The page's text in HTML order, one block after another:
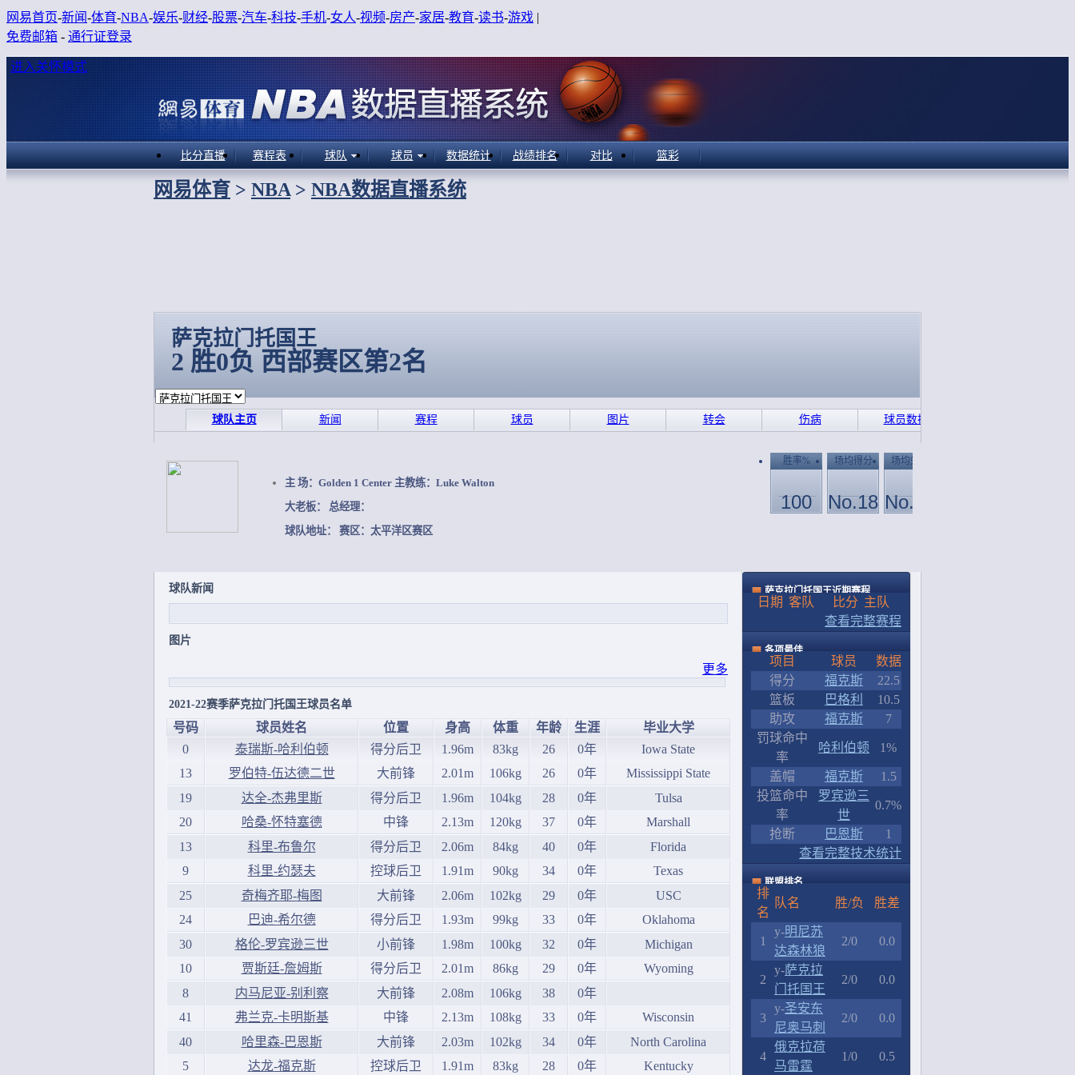
网易首页-新闻-体育-NBA-娱乐-财经-股票-汽车-科技-手机-女人-视频-房产-家居-教育-读书-游戏 |
免费邮箱 - 通行证登录
进入关怀模式
比分直播 赛程表 球队 球员 数据统计 战绩排名 对比 篮彩
网易体育 > NBA > NBA数据直播系统
萨克拉门托国王
2 胜0负 西部赛区第2名
球队主页 新闻 赛程 球员 图片 转会 伤病 球员数据
主 场：Golden 1 Center 主教练：Luke Walton
大老板： 总经理：
球队地址： 赛区：太平洋区赛区
胜率%
100
场均得分
No.18
场均失分
No.18
球队新闻
图片
更多
2021-22赛季萨克拉门托国王球员名单
号码 球员姓名 位置 身高 体重 年龄 生涯
毕业大学
0
泰瑞斯-哈利伯顿 得分后卫 1.96m 83kg 26 0年
Iowa State
13
罗伯特-伍达德二世 大前锋 2.01m 106kg 26 0年
Mississippi State
19
达全-杰弗里斯 得分后卫 1.96m 104kg 28 0年
Tulsa
20
哈桑-怀特塞德 中锋 2.13m 120kg 37 0年
Marshall
13
科里-布鲁尔 得分后卫 2.06m 84kg 40 0年
Florida
9
科里-约瑟夫 控球后卫 1.91m 90kg 34 0年
Texas
25
奇梅齐耶-梅图 大前锋 2.06m 102kg 29 0年
USC
24
巴迪-希尔德 得分后卫 1.93m 99kg 33 0年
Oklahoma
30
格伦-罗宾逊三世 小前锋 1.98m 100kg 32 0年
Michigan
10
贾斯廷-詹姆斯 得分后卫 2.01m 86kg 29 0年
Wyoming
8
内马尼亚-别利察 大前锋 2.08m 106kg 38
0年
41
弗兰克-卡明斯基 中锋 2.13m 108kg 33 0年
Wisconsin
40
哈里森-巴恩斯 大前锋 2.03m 102kg 34 0年
North Carolina
5
达龙-福克斯 控球后卫 1.91m 83kg 28 0年 Kentucky
萨克拉门托国王近期赛程
日期 客队 比分 主队
查看完整赛程
各项最佳
项目 球员
数据
得分
福克斯
22.5
篮板
巴格利
10.5
助攻
福克斯
7
罚球命中
率
哈利伯顿 1%
盖帽 福克斯
1.5
投篮命中
率
罗宾逊三
世
0.7%
抢断 巴恩斯
1
查看完整技术统计
联盟排名
排
名
队名 胜/负 胜差
1
y-明尼苏
达森林狼
2/0 0.0
2
y-萨克拉
门托国王
2/0 0.0
3
y-圣安东
尼奥马刺
2/0 0.0
4
俄克拉荷
马雷霆
1/0 0.5